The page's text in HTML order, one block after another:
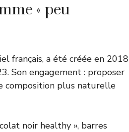
« peu
français, a été créée en 2018
Son engagement : proposer
composition plus naturelle
noir healthy », barres